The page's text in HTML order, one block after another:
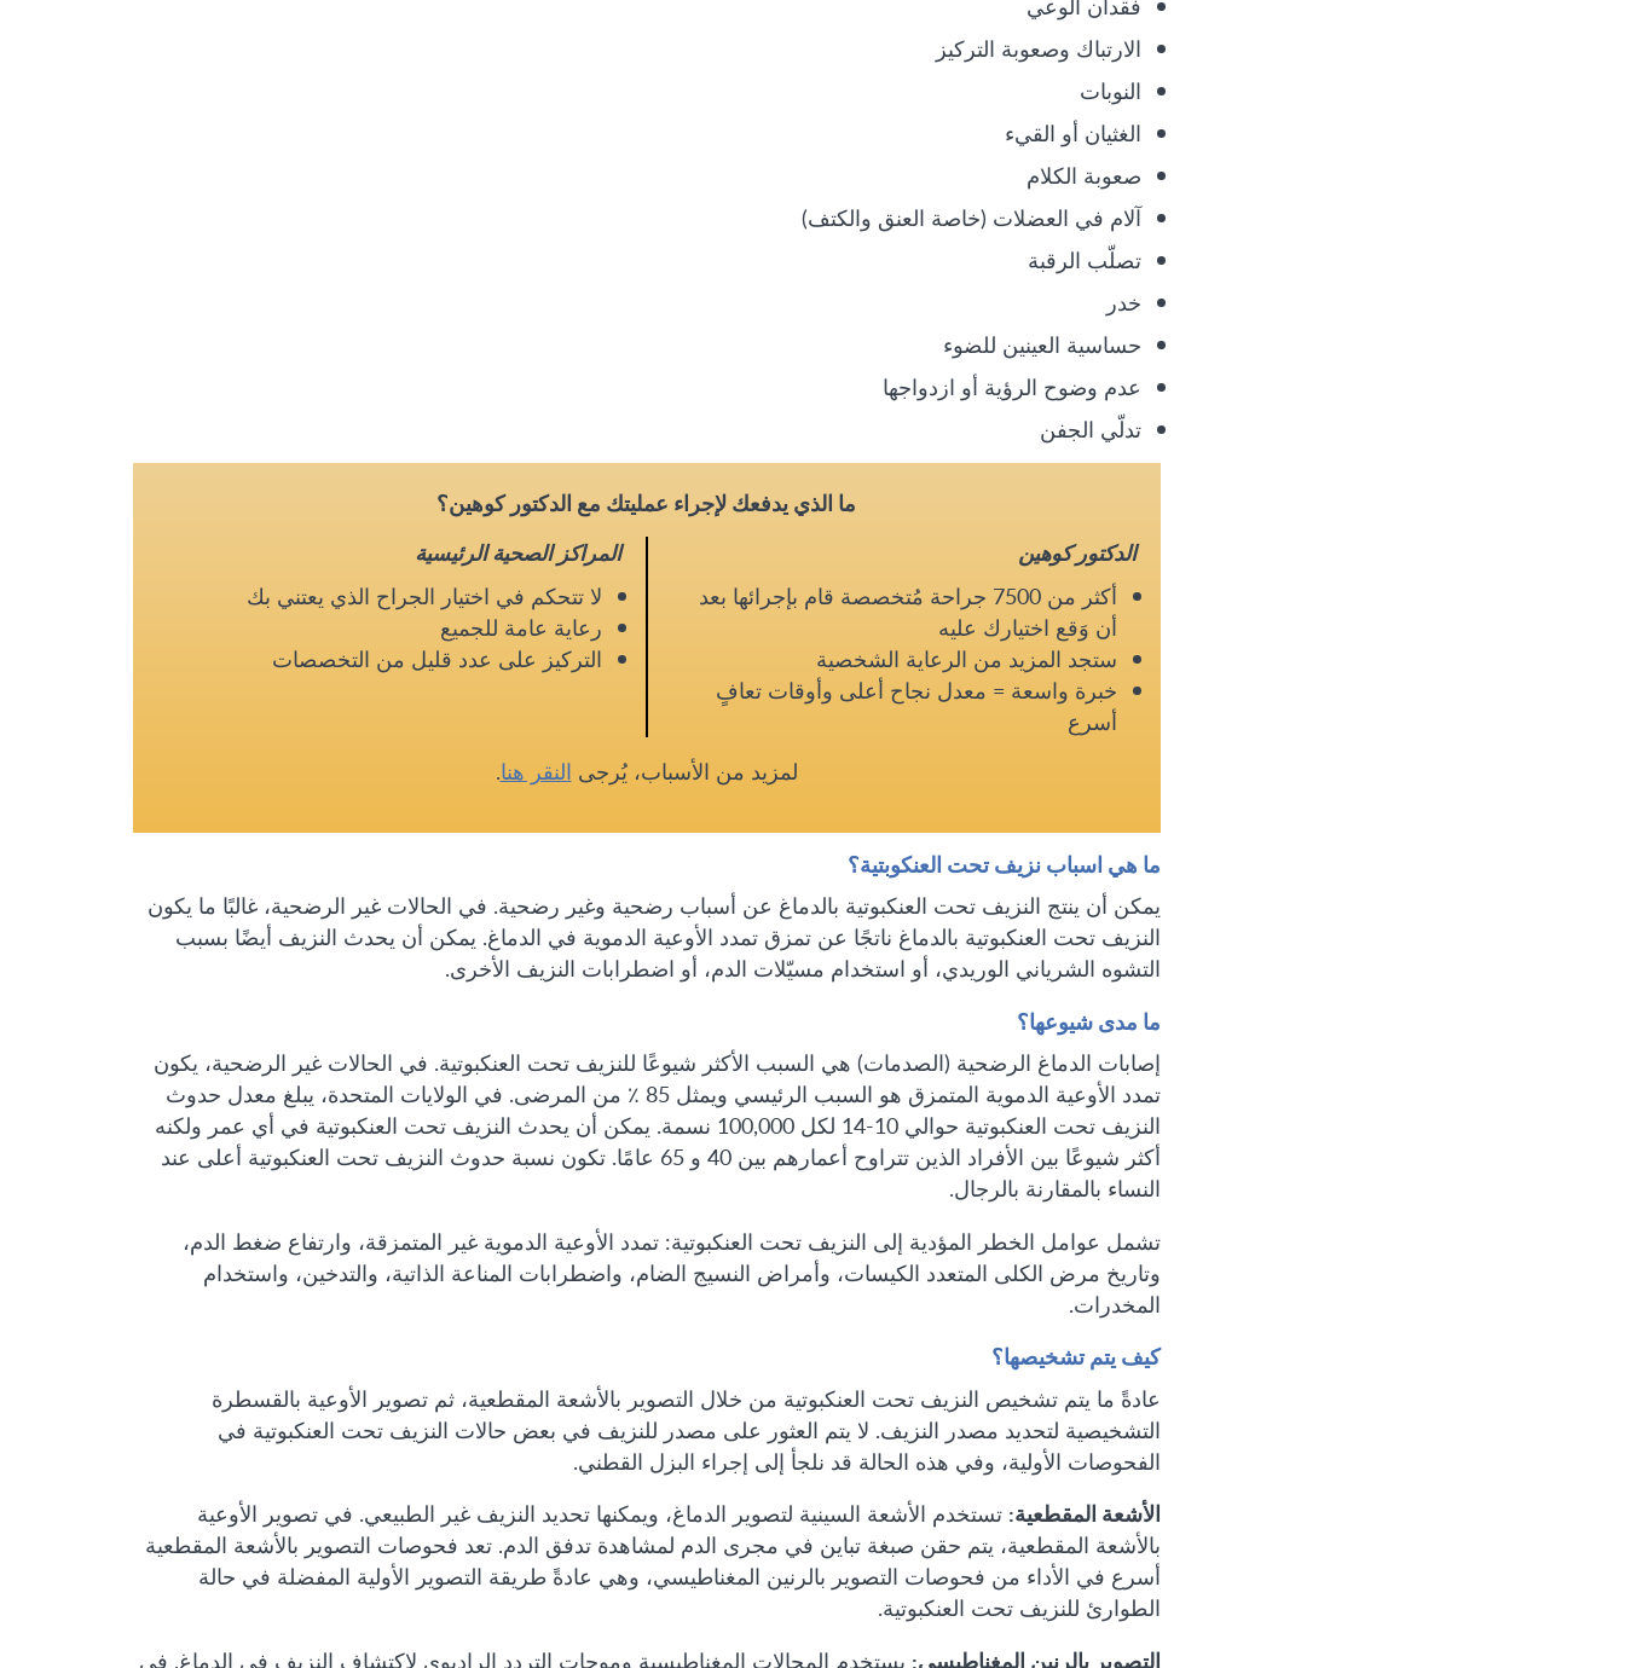
الارتباك وصعوبة التركيز
النوبات
الغثيان أو القيء
صعوبة الكلام
آلام في العضلات (خاصة العنق والكتف)
تصلّب الرقبة
خدر
حساسية العينين للضوء
عدم وضوح الرؤية أو ازدواجها
تدلّي الجفن
ما الذي يدفعك لإجراء عمليتك مع الدكتور كوهين؟
الدكتور كوهين
أكثر من 7500 جراحة مُتخصصة قام بإجرائها بعد
أن وَقع اختيارك عليه
ستجد المزيد من الرعاية الشخصية
خبرة واسعة = معدل نجاح أعلى وأوقات تعافٍ
أسرع
المراكز الصحية الرئيسية
لا تتحكم في اختيار الجراح الذي يعتني بك
رعاية عامة للجميع
التركيز على عدد قليل من التخصصات
لمزيد من الأسباب، يُرجى النقر هنا.
ما هي اسباب نزيف تحت العنكوبتية؟
يمكن أن ينتج النزيف تحت العنكبوتية بالدماغ عن أسباب رضحية وغير رضحية. في الحالات غير الرضحية، غالبًا ما يكون
النزيف تحت العنكبوتية بالدماغ ناتجًا عن تمزق تمدد الأوعية الدموية في الدماغ. يمكن أن يحدث النزيف أيضًا بسبب
التشوه الشرياني الوريدي، أو استخدام مسيّلات الدم، أو اضطرابات النزيف الأخرى.
ما مدى شيوعها؟
إصابات الدماغ الرضحية (الصدمات) هي السبب الأكثر شيوعًا للنزيف تحت العنكبوتية. في الحالات غير الرضحية، يكون
تمدد الأوعية الدموية المتمزق هو السبب الرئيسي ويمثل 85 ٪ من المرضى. في الولايات المتحدة، يبلغ معدل حدوث
النزيف تحت العنكبوتية حوالي 10-14 لكل 100,000 نسمة. يمكن أن يحدث النزيف تحت العنكبوتية في أي عمر ولكنه
أكثر شيوعًا بين الأفراد الذين تتراوح أعمارهم بين 40 و 65 عامًا. تكون نسبة حدوث النزيف تحت العنكبوتية أعلى عند
النساء بالمقارنة بالرجال.
تشمل عوامل الخطر المؤدية إلى النزيف تحت العنكبوتية: تمدد الأوعية الدموية غير المتمزقة، وارتفاع ضغط الدم،
وتاريخ مرض الكلى المتعدد الكيسات، وأمراض النسيج الضام، واضطرابات المناعة الذاتية، والتدخين، واستخدام
المخدرات.
كيف يتم تشخيصها؟
عادةً ما يتم تشخيص النزيف تحت العنكبوتية من خلال التصوير بالأشعة المقطعية، ثم تصوير الأوعية بالقسطرة
التشخيصية لتحديد مصدر النزيف. لا يتم العثور على مصدر للنزيف في بعض حالات النزيف تحت العنكبوتية في
الفحوصات الأولية، وفي هذه الحالة قد نلجأ إلى إجراء البزل القطني.
الأشعة المقطعية: تستخدم الأشعة السينية لتصوير الدماغ، ويمكنها تحديد النزيف غير الطبيعي. في تصوير الأوعية
بالأشعة المقطعية، يتم حقن صبغة تباين في مجرى الدم لمشاهدة تدفق الدم. تعد فحوصات التصوير بالأشعة المقطعية
أسرع في الأداء من فحوصات التصوير بالرنين المغناطيسي، وهي عادةً طريقة التصوير الأولية المفضلة في حالة
الطوارئ للنزيف تحت العنكبوتية.
التصوير بالرنين المغناطيسي: يستخدم المجالات المغناطيسية وموجات التردد الراديوي لاكتشاف النزيف في الدماغ. في